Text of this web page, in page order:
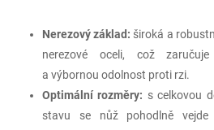
Nerezový základ: široká a
nerezové oceli, což zaručuje
a výbornou odolnost proti rzi.
Optimální rozměry: s celkovou
stavu se nůž pohodlně